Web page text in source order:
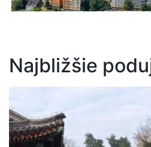
Najbližšie